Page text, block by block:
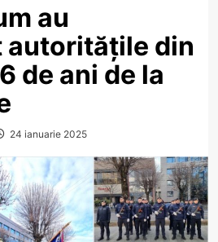
au
din
de ani de la
24 ianuarie 2025